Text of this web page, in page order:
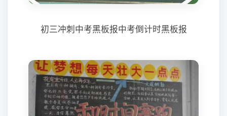
初三冲刺中考黑板报中考倒计时黑板报